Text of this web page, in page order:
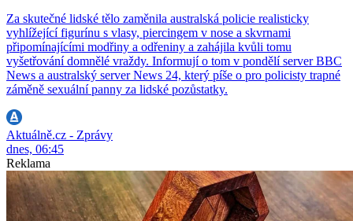
Za skutečné lidské tělo zaměnila australská policie realisticky
vyhlížející figurínu s vlasy, piercingem v nose a skvrnami
připomínajícími modřiny a odřeniny a zahájila kvůli tomu
vyšetřování domnělé vraždy. Informují o tom v pondělí server BBC
News a australský server News 24, který píše o pro policisty trapné
záměně sexuální panny za lidské pozůstatky.
Aktuálně.cz - Zprávy
dnes, 06:45
Reklama